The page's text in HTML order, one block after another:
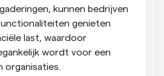
kunnen bedrijven
genieten
last, waardoor
wordt voor een
organisaties.